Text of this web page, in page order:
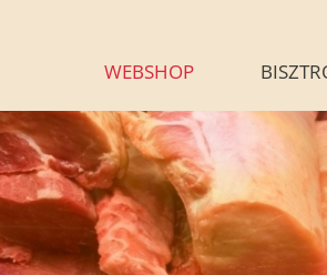
WEBSHOP
BLOG